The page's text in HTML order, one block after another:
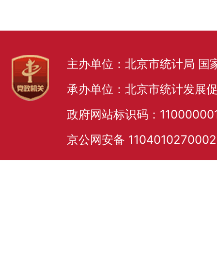
主办单位：北京市统计局 国
承办单位：北京市统计发展
政府网站标识码：
京公网安备